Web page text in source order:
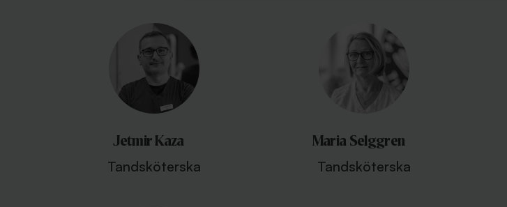
Jetmir Kaza
Tandsköterska
Maria Selggren
Tandsköterska